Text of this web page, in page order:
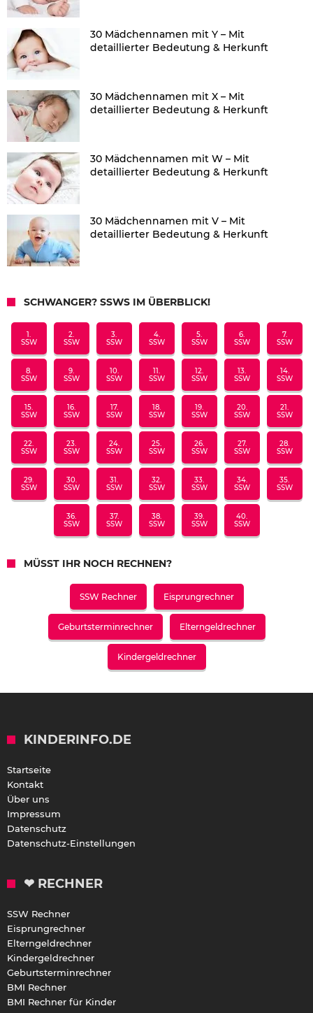
30 Mädchennamen mit Y – Mit
detaillierter Bedeutung & Herkunft
30 Mädchennamen mit X – Mit
detaillierter Bedeutung & Herkunft
30 Mädchennamen mit W – Mit
detaillierter Bedeutung & Herkunft
30 Mädchennamen mit V – Mit
detaillierter Bedeutung & Herkunft
SCHWANGER? SSWS IM ÜBERBLICK!
1.
SSW
2.
SSW
3.
SSW
4.
SSW
5.
SSW
6.
SSW
7.
SSW
8.
SSW
9.
SSW
10.
SSW
11.
SSW
12.
SSW
13.
SSW
14.
SSW
15.
SSW
16.
SSW
17.
SSW
18.
SSW
19.
SSW
20.
SSW
21.
SSW
22.
SSW
23.
SSW
24.
SSW
25.
SSW
26.
SSW
27.
SSW
28.
SSW
29.
SSW
30.
SSW
31.
SSW
32.
SSW
33.
SSW
34.
SSW
35.
SSW
36.
SSW
37.
SSW
38.
SSW
39.
SSW
40.
SSW
MÜSST IHR NOCH RECHNEN?
SSW Rechner Eisprungrechner
Geburtsterminrechner Elterngeldrechner
Kindergeldrechner
KINDERINFO.DE
Startseite
Kontakt
Über uns
Impressum
Datenschutz
Datenschutz-Einstellungen
❤ RECHNER
SSW Rechner
Eisprungrechner
Elterngeldrechner
Kindergeldrechner
Geburtsterminrechner
BMI Rechner
BMI Rechner für Kinder